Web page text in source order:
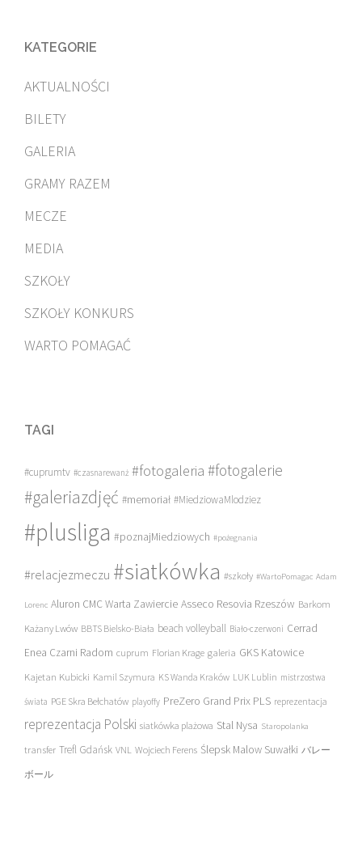
KATEGORIE
AKTUALNOŚCI
BILETY
GALERIA
GRAMY RAZEM
MECZE
MEDIA
SZKOŁY
SZKOŁY KONKURS
WARTO POMAGAĆ
TAGI
#cuprumtv #czasnarewanż #fotogaleria #fotogalerie
#galeriazdjęć #memoriał #MiedziowaMlodziez
#plusliga #poznajMiedziowych #pożegnania
#relacjezmeczu #siatkówka #szkoły #WartoPomagac Adam
Lorenc Aluron CMC Warta Zawiercie Asseco Resovia Rzeszów Barkom
Każany Lwów BBTS Bielsko-Biała beach volleyball Biało-czerwoni Cerrad
Enea Czarni Radom cuprum Florian Krage galeria GKS Katowice
Kajetan Kubicki Kamil Szymura KS Wanda Kraków LUK Lublin mistrzostwa
świata PGE Skra Bełchatów playoffy PreZero Grand Prix PLS reprezentacja
reprezentacja Polski siatkówka plażowa Stal Nysa Staropolanka
transfer Trefl Gdańsk VNL Wojciech Ferens Ślepsk Malow Suwałki バレー
ボール